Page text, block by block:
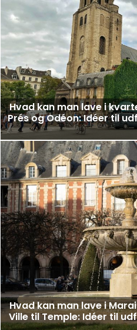
Hvad kan man lave i
Prés og Odéon: Idéer til
Hvad kan man lave i
Ville til Temple: Idéer til